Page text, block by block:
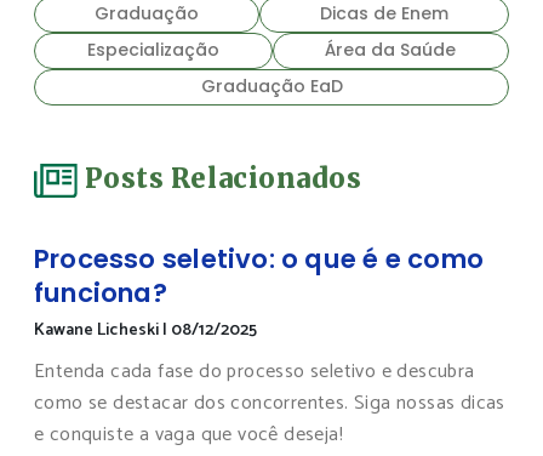
Graduação
Dicas de Enem
Especialização
Área da Saúde
Graduação EaD
Posts Relacionados
Processo seletivo: o que é e como
funciona?
Kawane Licheski| 08/12/2025
Entenda cada fase do processo seletivo e descubra
como se destacar dos concorrentes. Siga nossas dicas
e conquiste a vaga que você deseja!